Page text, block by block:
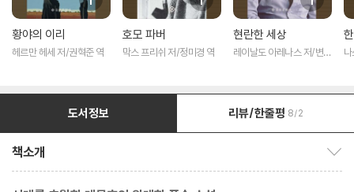
황야의 이리
헤르만 헤세 저/권혁준 역
호모 파버
막스 프리쉬 저/정미경 역
현란한 세상
레이날도 아레나스 저/변선
도서정보 리뷰/한줄평 8/2
책소개